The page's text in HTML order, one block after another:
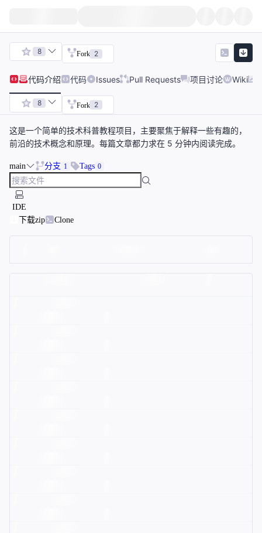
8 Fork 2
代码介绍 代码 Issues Pull Requests 项目讨论 Wiki
8 Fork 2
这是一个简单的技术科普教程项目，主要聚焦于解释一些有趣的，
前沿的技术概念和原理。每篇文章都力求在 5 分钟内阅读完成。
main 分支 1 Tags 0
IDE
下载zip
Clone